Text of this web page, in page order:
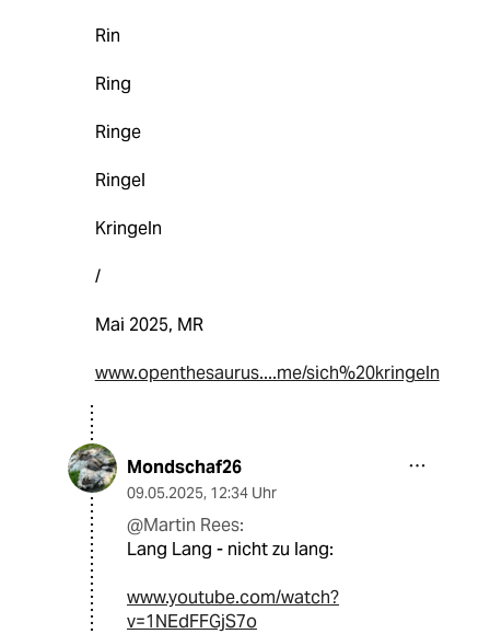
Rin
Ring
Ringe
Ringel
Kringeln
/
Mai 2025, MR
www.openthesaurus....me/sich%20kringeln
Mondschaf26
09.05.2025, 12:34 Uhr
@Martin Rees:
Lang Lang - nicht zu lang:
www.youtube.com/watch?
v=1NEdFFGjS7o